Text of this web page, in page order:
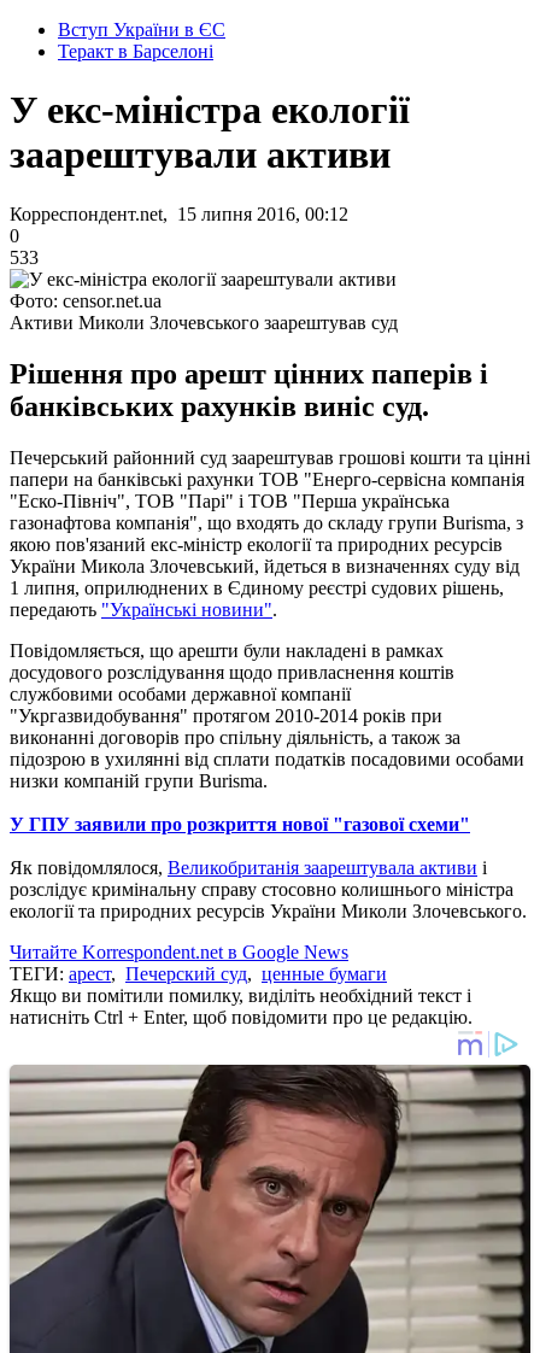
Вступ України в ЄС
Теракт в Барселоні
У екс-міністра екології
заарештували активи
Корреспондент.net, 15 липня 2016, 00:12
0
533
Фото: censor.net.ua
Активи Миколи Злочевського заарештував суд
Рішення про арешт цінних паперів і
банківських рахунків виніс суд.
Печерський районний суд заарештував грошові кошти та цінні
папери на банківські рахунки ТОВ "Енерго-сервісна компанія
"Еско-Північ", ТОВ "Парі" і ТОВ "Перша українська
газонафтова компанія", що входять до складу групи Burisma, з
якою пов'язаний екс-міністр екології та природних ресурсів
України Микола Злочевський, йдеться в визначеннях суду від
1 липня, оприлюднених в Єдиному реєстрі судових рішень,
передають "Українські новини".
Повідомляється, що арешти були накладені в рамках
досудового розслідування щодо привласнення коштів
службовими особами державної компанії
"Укргазвидобування" протягом 2010-2014 років при
виконанні договорів про спільну діяльність, а також за
підозрою в ухилянні від сплати податків посадовими особами
низки компаній групи Burisma.
У ГПУ заявили про розкриття нової "газової схеми"
Як повідомлялося, Великобританія заарештувала активи і
розслідує кримінальну справу стосовно колишнього міністра
екології та природних ресурсів України Миколи Злочевського.
Читайте Korrespondent.net в Google News
ТЕГИ: арест, Печерский суд, ценные бумаги
Якщо ви помітили помилку, виділіть необхідний текст і
натисніть Ctrl + Enter, щоб повідомити про це редакцію.